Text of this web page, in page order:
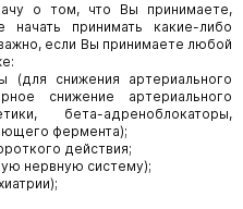
о том, что Вы принимаете,
принимать какие-либо
если Вы принимаете любой
(для снижения артериального
снижение артериального
бета-адреноблокаторы,
фермента);
действия;
нервную систему);